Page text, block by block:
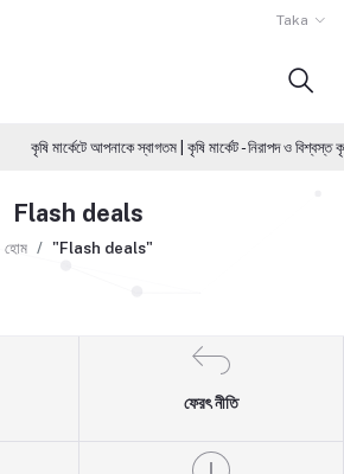
Taka
কৃষি মার্কেটে আপনাকে স্বাগতম | কৃষি মার্কেট - নিরাপদ ও
Flash deals
হোম "Flash deals"
ফেরৎ নীতি